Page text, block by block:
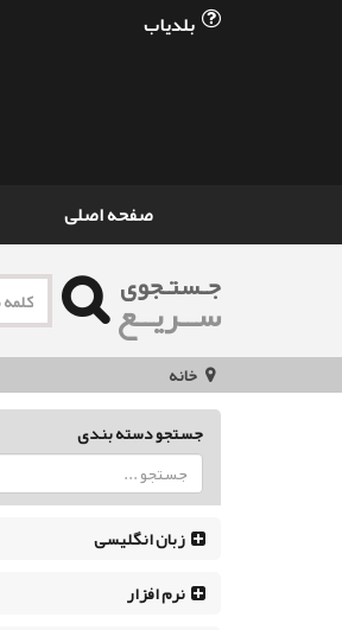
بلدیاب
صفحه اصلی
جـستـجوی
ســریــع
خانه
جستجو دسته بندی
زبان انگلیسی
نرم افزار